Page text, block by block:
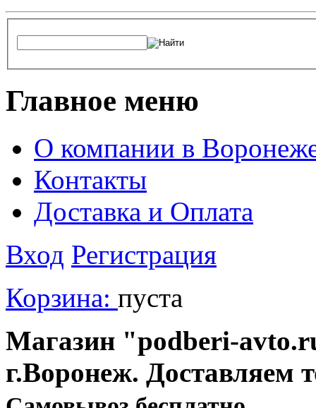
Главное меню
О компании в
Контакты
Доставка и Оплата
Вход Регистрация
Корзина: пуста
Магазин "podberi-
г.Воронеж. Доставляем